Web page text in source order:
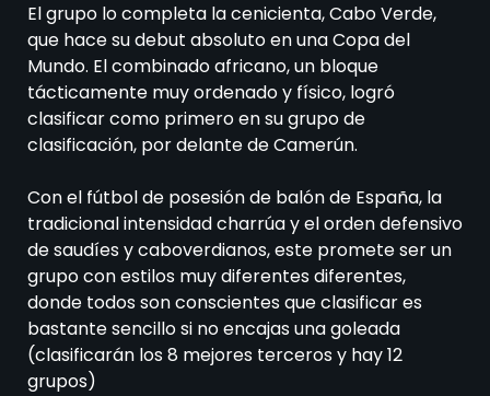
El grupo lo completa la cenicienta, Cabo Verde,
que hace su debut absoluto en una Copa del
Mundo. El combinado africano, un bloque
tácticamente muy ordenado y físico, logró
clasificar como primero en su grupo de
clasificación, por delante de Camerún.
Con el fútbol de posesión de balón de España, la
tradicional intensidad charrúa y el orden defensivo
de saudíes y caboverdianos, este promete ser un
grupo con estilos muy diferentes diferentes,
donde todos son conscientes que clasificar es
bastante sencillo si no encajas una goleada
(clasificarán los 8 mejores terceros y hay 12
grupos)